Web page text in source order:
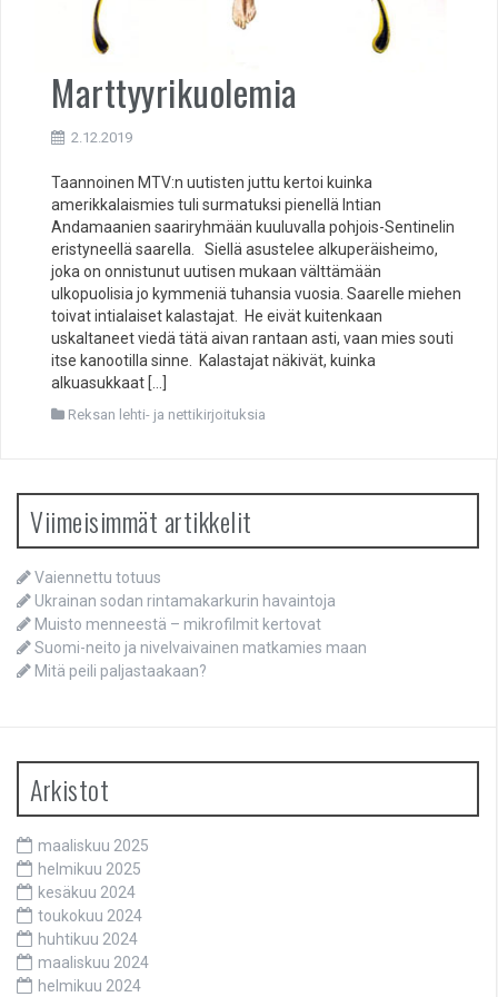
Marttyyrikuolemia
2.12.2019
Taannoinen MTV:n uutisten juttu kertoi kuinka
amerikkalaismies tuli surmatuksi pienellä Intian
Andamaanien saariryhmään kuuluvalla pohjois-Sentinelin
eristyneellä saarella. Siellä asustelee alkuperäisheimo,
joka on onnistunut uutisen mukaan välttämään
ulkopuolisia jo kymmeniä tuhansia vuosia. Saarelle miehen
toivat intialaiset kalastajat. He eivät kuitenkaan
uskaltaneet viedä tätä aivan rantaan asti, vaan mies souti
itse kanootilla sinne. Kalastajat näkivät, kuinka
alkuasukkaat […]
Reksan lehti- ja nettikirjoituksia
Viimeisimmät artikkelit
Vaiennettu totuus
Ukrainan sodan rintamakarkurin havaintoja
Muisto menneestä – mikrofilmit kertovat
Suomi-neito ja nivelvaivainen matkamies maan
Mitä peili paljastaakaan?
Arkistot
maaliskuu 2025
helmikuu 2025
kesäkuu 2024
toukokuu 2024
huhtikuu 2024
maaliskuu 2024
helmikuu 2024